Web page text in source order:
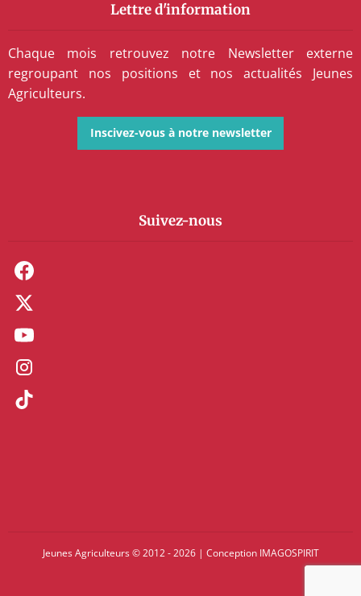
Lettre d'information
Chaque mois retrouvez notre Newsletter externe
regroupant nos positions et nos actualités Jeunes
Agriculteurs.
Inscivez-vous à notre newsletter
Suivez-nous
Jeunes Agriculteurs © 2012 - 2026 | Conception IMAGOSPIRIT